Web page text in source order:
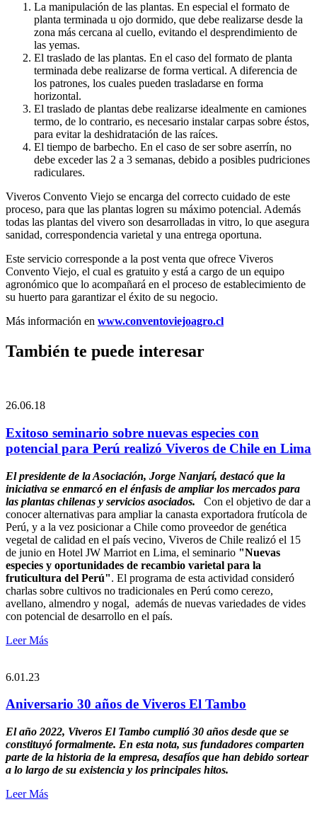
La manipulación de las plantas. En especial el formato de
planta terminada u ojo dormido, que debe realizarse desde la
zona más cercana al cuello, evitando el desprendimiento de
las yemas.
El traslado de las plantas. En el caso del formato de planta
terminada debe realizarse de forma vertical. A diferencia de
los patrones, los cuales pueden trasladarse en forma
horizontal.
El traslado de plantas debe realizarse idealmente en camiones
termo, de lo contrario, es necesario instalar carpas sobre éstos,
para evitar la deshidratación de las raíces.
El tiempo de barbecho. En el caso de ser sobre aserrín, no
debe exceder las 2 a 3 semanas, debido a posibles pudriciones
radiculares.
Viveros Convento Viejo se encarga del correcto cuidado de este
proceso, para que las plantas logren su máximo potencial. Además
todas las plantas del vivero son desarrolladas in vitro, lo que asegura
sanidad, correspondencia varietal y una entrega oportuna.
Este servicio corresponde a la post venta que ofrece Viveros
Convento Viejo, el cual es gratuito y está a cargo de un equipo
agronómico que lo acompañará en el proceso de establecimiento de
su huerto para garantizar el éxito de su negocio.
Más información en www.conventoviejoagro.cl
También te puede interesar
26.06.18
Exitoso seminario sobre nuevas especies con
potencial para Perú realizó Viveros de Chile en Lima
El presidente de la Asociación, Jorge Nanjarí, destacó que la
iniciativa se enmarcó en el énfasis de ampliar los mercados para
las plantas chilenas y servicios asociados.
Con el objetivo de dar a
conocer alternativas para ampliar la canasta exportadora frutícola de
Perú, y a la vez posicionar a Chile como proveedor de genética
vegetal de calidad en el país vecino, Viveros de Chile realizó el 15
de junio en Hotel JW Marriot en Lima, el seminario "Nuevas
especies​ y oportunidades​ ​de ​recambio ​varietal para la
fruticultura del Perú". El programa de esta actividad consideró
charlas sobre cultivos no tradicionales en ​Perú​ como ​cerezo,
avellano, almendro​ y ​nogal, ​​ además de nuevas variedades de vides
con potencial de desarrollo en ​el país.
Leer Más
6.01.23
Aniversario 30 años de Viveros El Tambo
El año 2022, Viveros El Tambo cumplió 30 años desde que se
constituyó formalmente. En esta nota, sus fundadores comparten
parte de la historia de la empresa, desafíos que han debido sortear
a lo largo de su existencia y los principales hitos.
Leer Más